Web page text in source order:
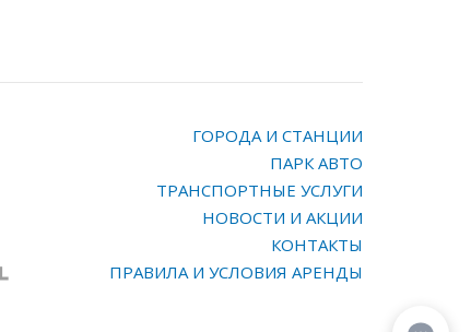
ГОРОДА И СТАНЦИИ
ПАРК АВТО
ТРАНСПОРТНЫЕ УСЛУГИ
НОВОСТИ И АКЦИИ
КОНТАКТЫ
ПРАВИЛА И УСЛОВИЯ АРЕНДЫ